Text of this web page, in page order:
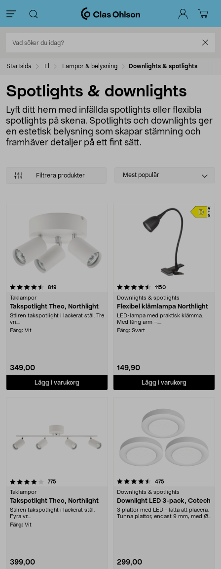
Startsida El Lampor & belysning Downlights & spotlights
Spotlights & downlights
Lyft ditt hem med infällda spotlights eller flexibla
spotlights på skena. Spotlights och downlights ger
en estetisk belysning som skapar stämning och
framhäver detaljer på ett fint sätt.
Filtrera produkter
Select
Mest populär
Produkter
819
Taklampor
Takspotlight Theo, Northlight
Stilren takspotlight i lackerat stål. Tre
vri....
Färg: Vit
349,00
Lägg i varukorg
4.5 av 5 stjärnor 1150recensioner
Downlights & spotlights
Flexibel klämlampa Northlight
LED-lampa med praktisk klämma.
Med lång arm –....
Färg: Svart
149,90
Lägg i varukorg
775
Taklampor
Takspotlight Theo, Northlight
Stilren takspotlight i lackerat stål.
Fyra vr....
Färg: Vit
399,00
4.5 av 5 stjärnor 475
Downlights & spotlights
Downlight LED 3-pack, Cotech
3 plattor med LED - lätta att placera.
Tunna plattor, endast 9 mm, med Ø
299,00